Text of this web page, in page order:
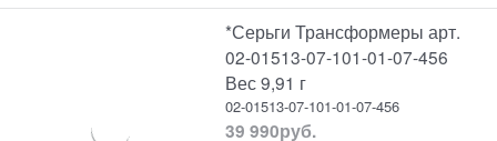
*Серьги Трансформеры арт.
02-01513-07-101-01-07-456
Вес 9,91 г
02-01513-07-101-01-07-456
39 990руб.